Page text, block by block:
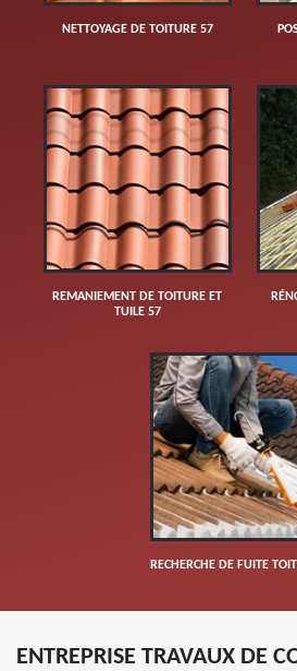
NETTOYAGE DE TOITURE 57
REMANIEMENT DE TOITURE ET
TUILE 57
RECHERCHE DE FUITE
ENTREPRISE TRAVAUX DE